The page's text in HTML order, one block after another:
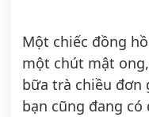
Một chiếc đồng
một chút mật
bữa trà chiều đơn
bạn cũng đang